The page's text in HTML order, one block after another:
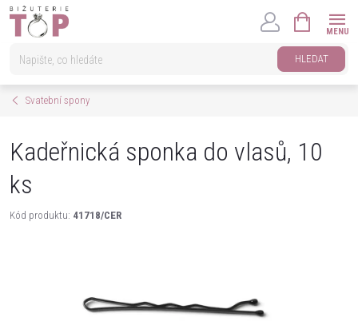
Přejít
HLEDAT
KOŠÍK
Svatební spony
Kadeřnická sponka do vlasů, 10
ks
Kód produktu: 41718/CER